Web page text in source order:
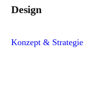
Design
Konzept & Strategie